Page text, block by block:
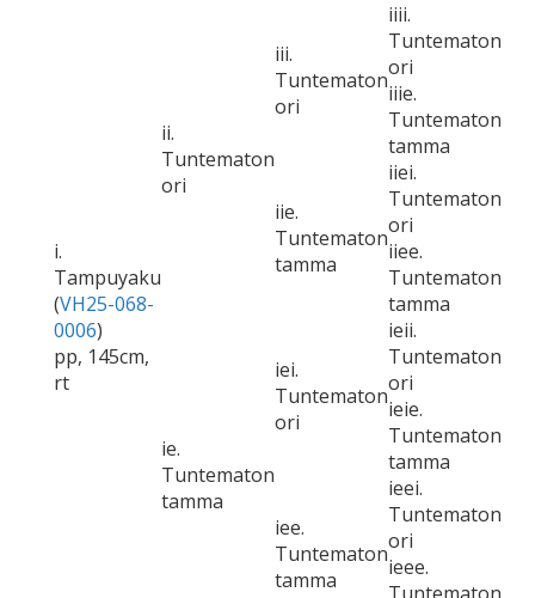
i.
Tampuyaku
(VH25-068-
0006)
pp, 145cm,
rt
ii.
Tuntematon
ori
iii.
Tuntematon
ori
iiii.
Tuntematon
ori
iiie.
Tuntematon
tamma
iie.
Tuntematon
tamma
iiei.
Tuntematon
ori
iiee.
Tuntematon
tamma
ie.
Tuntematon
tamma
iei.
Tuntematon
ori
ieii.
Tuntematon
ori
ieie.
Tuntematon
tamma
iee.
Tuntematon
tamma
ieei.
Tuntematon
ori
ieee.